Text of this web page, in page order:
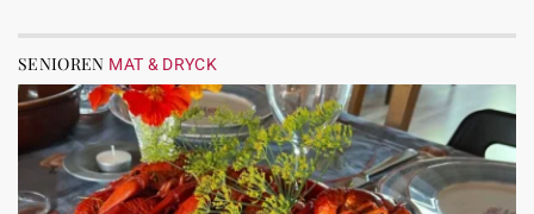
SENIOREN MAT & DRYCK